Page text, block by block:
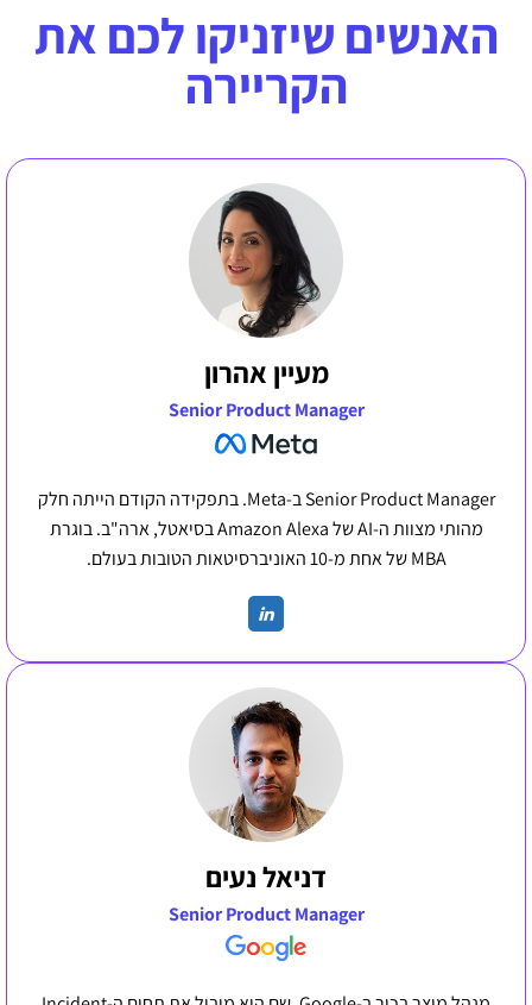
האנשים שיזניקו לכם את
הקריירה
מעיין אהרון
Senior Product Manager
Senior Product Manager ב-Meta. בתפקידה הקודם הייתה חלק
מהותי מצוות ה-AI של Amazon Alexa בסיאטל, ארה"ב. בוגרת
MBA של אחת מ-10 האוניברסיטאות הטובות בעולם.
דניאל נעים
Senior Product Manager